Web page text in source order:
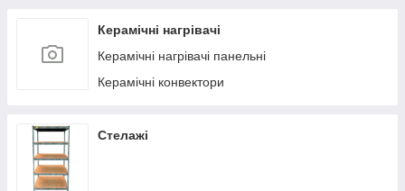
Керамічні нагрівачі
Керамічні нагрівачі панельні
Керамічні конвектори
Стелажі